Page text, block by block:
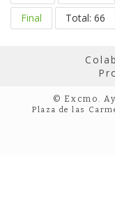
Final
Total: 66
© Excmo.
Plaza de las